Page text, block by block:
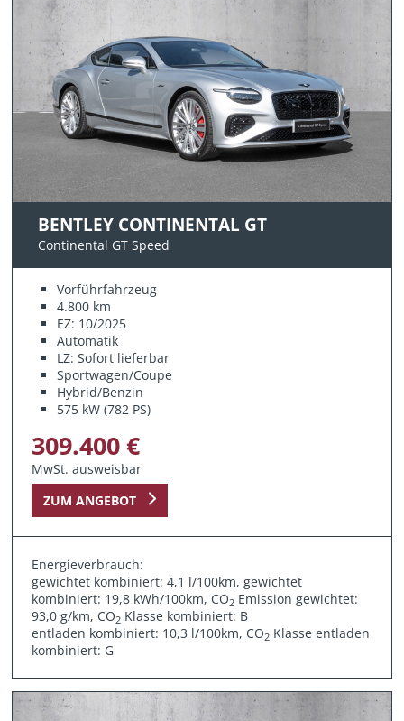
BENTLEY CONTINENTAL GT
Continental GT Speed
Vorführfahrzeug
4.800 km
EZ: 10/2025
Automatik
LZ: Sofort lieferbar
Sportwagen/Coupe
Hybrid/Benzin
575 kW (782 PS)
309.400 €
MwSt. ausweisbar
ZUM ANGEBOT
Energieverbrauch:
gewichtet kombiniert: 4,1 l/100km, gewichtet
kombiniert: 19,8 kWh/100km, CO2 Emission gewichtet:
93,0 g/km, CO2 Klasse kombiniert: B
entladen kombiniert: 10,3 l/100km, CO2 Klasse entladen
kombiniert: G